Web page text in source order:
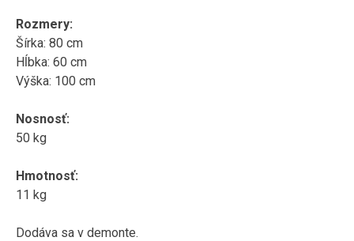
Rozmery:
Šírka: 80 cm
Hĺbka: 60 cm
Výška: 100 cm
Nosnosť:
50 kg
Hmotnosť:
11 kg
Dodáva sa v demonte.